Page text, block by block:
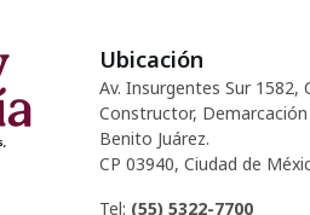
Ubicación
Av. Insurgentes Sur 1582,
Constructor,
Benito Juárez.
CP 03940, Ciudad de
Tel: (55) 5322-7700